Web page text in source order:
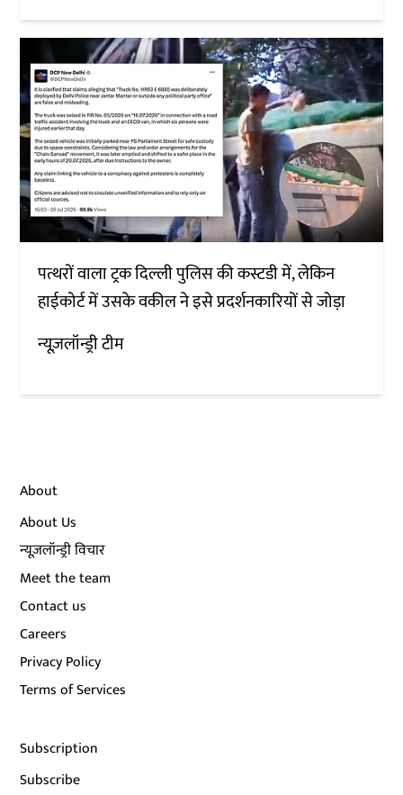
पत्थरों वाला ट्रक दिल्ली पुलिस की कस्टडी में, लेकिन
हाईकोर्ट में उसके वकील ने इसे प्रदर्शनकारियों से जोड़ा
न्यूज़लॉन्ड्री टीम
About
About Us
न्यूज़लॉन्ड्री विचार
Meet the team
Contact us
Careers
Privacy Policy
Terms of Services
Subscription
Subscribe